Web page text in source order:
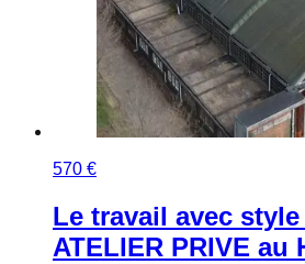
570 €
Le travail avec
ATELIER PRIVE au